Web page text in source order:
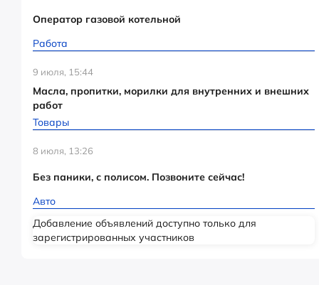
Оператор газовой котельной
Работа
9 июля, 15:44
Масла, пропитки, морилки для внутренних и внешних
работ
Товары
8 июля, 13:26
Без паники, с полисом. Позвоните сейчас!
Авто
Добавление объявлений доступно только для
зарегистрированных участников